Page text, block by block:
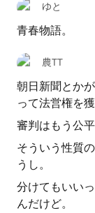
ゆと
青春物語。
農TT
朝日新聞とか
って法営権を
審判はもう公平
そういう性質
うし。
分けてもいい
んだけど。